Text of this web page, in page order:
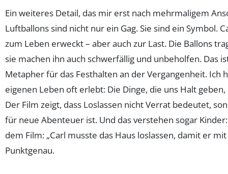
Ein weiteres Detail, das mir erst nach mehrmaligem
Luftballons sind nicht nur ein Gag. Sie sind ein Symbol.
zum Leben erweckt – aber auch zur Last. Die Ballons
sie machen ihn auch schwerfällig und unbeholfen. Das
Metapher für das Festhalten an der Vergangenheit. Ich
eigenen Leben oft erlebt: Die Dinge, die uns Halt
Der Film zeigt, dass Loslassen nicht Verrat bedeutet,
für neue Abenteuer ist. Und das verstehen sogar
dem Film: „Carl musste das Haus loslassen, damit er
Punktgenau.